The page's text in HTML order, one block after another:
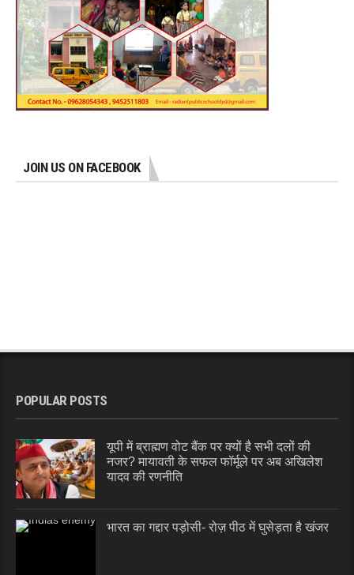
JOIN US ON FACEBOOK
POPULAR POSTS
यूपी में ब्राह्मण वोट बैंक पर क्यों है सभी दलों की
नजर? मायावती के सफल फॉर्मूले पर अब अखिलेश
यादव की रणनीति
भारत का गद्दार पड़ोसी- रोज़ पीठ में घुसेड़ता है खंजर